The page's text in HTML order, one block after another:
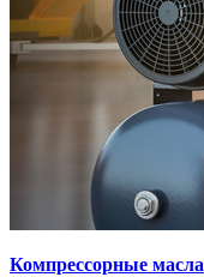
Компрессорные масла